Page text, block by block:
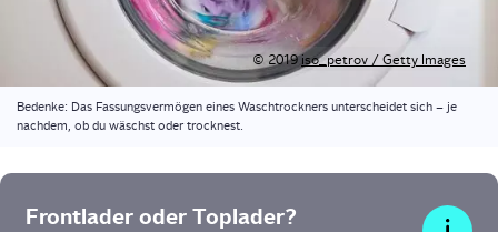
© 2019iso_petrov / Get­ty Images
Beden­ke: Das Fas­sungs­ver­mö­gen eines Wasch­trock­ners unter­schei­det sich – je
nach­dem, ob du wäschst oder trocknest.
Front­la­der oder Toplader?